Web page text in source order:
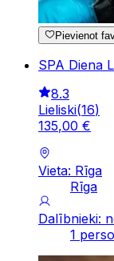
Pievienot
SPA Diena
8.3
Lieliski(16)
135,00 €
Vieta: Rīga
Rīga
Dalībnieki:
1